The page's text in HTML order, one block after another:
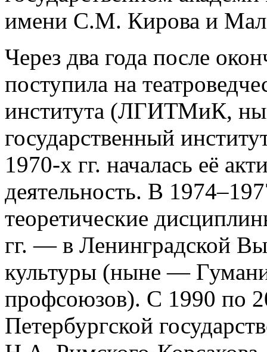
имени С.М. Кирова и
Через два года после
поступила на
института (ЛГИТМиК,
государственный
1970-х гг. началась её
деятельность. В
теоретические
гг. — в Ленинградской
культуры (ныне —
профсоюзов). С 1990 по
Петербургской